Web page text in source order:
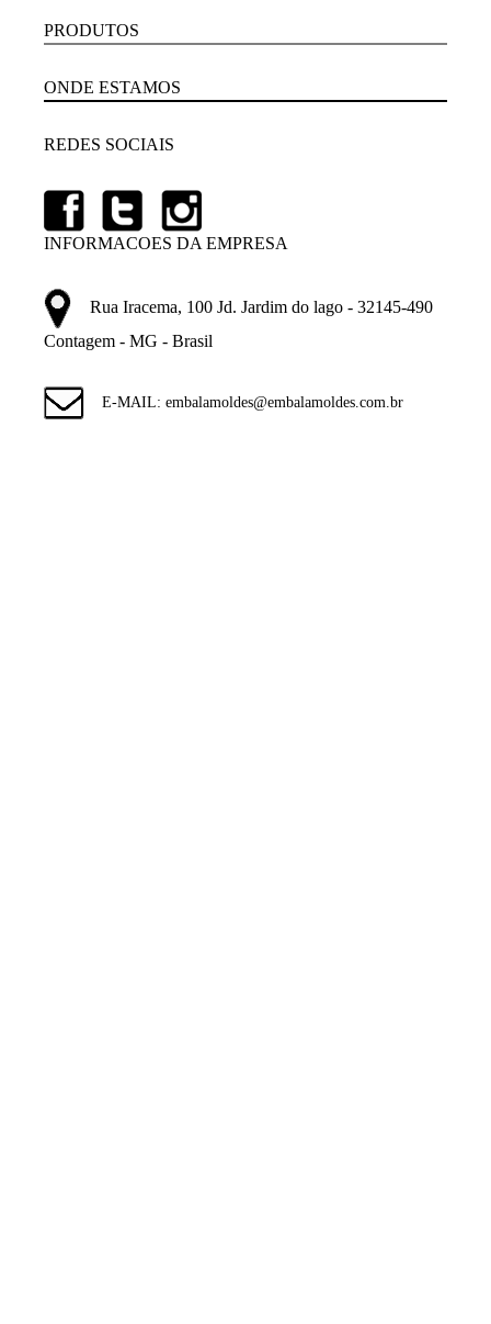
PRODUTOS
ONDE ESTAMOS
REDES SOCIAIS
INFORMACOES DA EMPRESA
Rua Iracema, 100 Jd. Jardim do lago - 32145-490
Contagem - MG - Brasil
E-MAIL: embalamoldes@embalamoldes.com.br